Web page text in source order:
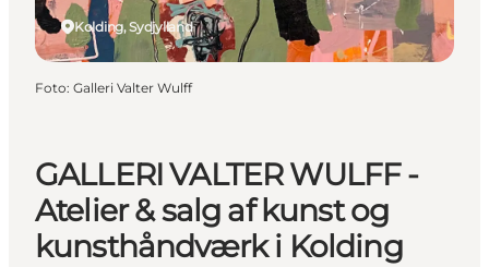
GALLERI VALTER WULFF -
Atelier & salg af kunst og
kunsthåndværk i Kolding
Kolding, Sydjylland
Foto: Galleri Valter Wulff